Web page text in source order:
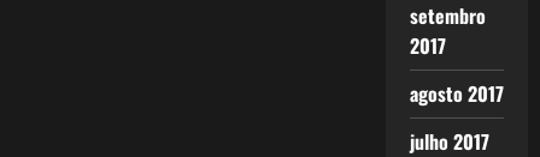
setembro
2017
agosto 2017
julho 2017